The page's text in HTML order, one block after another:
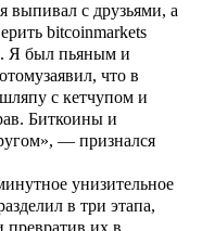
выпивал с друзьями, а
bitcoinmarkets
Я был пьяным и
что в
с кетчупом и
Биткоины и
— признался
унизительное
в три этапа,
превратив их в